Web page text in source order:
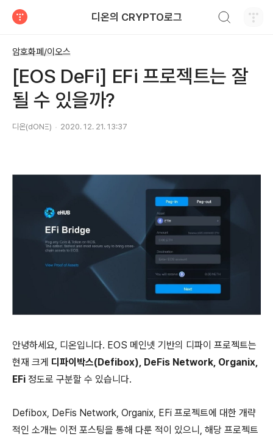
디온의 CRYPTO로그
암호화폐/이오스
[EOS DeFi] EFi 프로젝트는 잘
될 수 있을까?
디온(dONΞ) 2020. 12. 21. 13:37
안녕하세요, 디온입니다. EOS 메인넷 기반의 디파이 프로젝트는
현재 크게 디파이박스(Defibox), DeFis Network, Organix,
EFi 정도로 구분할 수 있습니다.
Defibox, DeFis Network, Organix, EFi 프로젝트에 대한 개략
적인 소개는 이전 포스팅을 통해 다룬 적이 있으니, 해당 프로젝트